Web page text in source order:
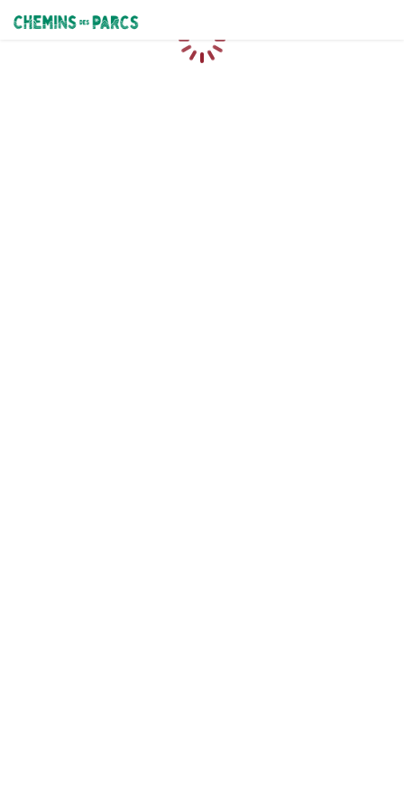
Chemins des Parcs
Loading